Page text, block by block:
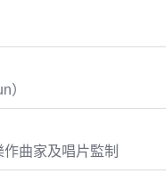
）
曲家及唱片監制